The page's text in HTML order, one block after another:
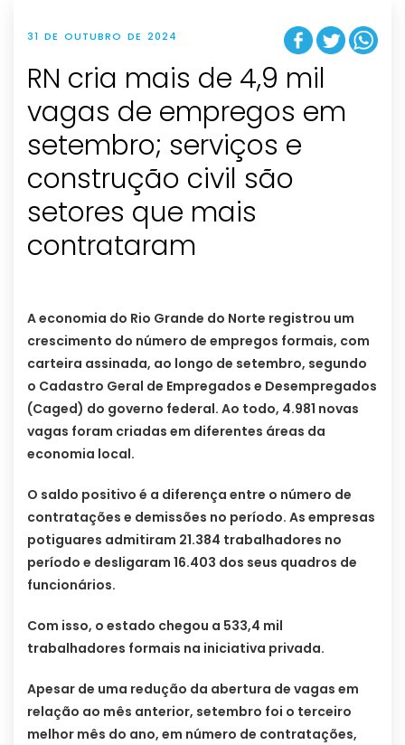
31 DE OUTUBRO DE 2024
RN cria mais de 4,9 mil
vagas de empregos em
setembro; serviços e
construção civil são
setores que mais
contrataram
A economia do Rio Grande do Norte registrou um
crescimento do número de empregos formais, com
carteira assinada, ao longo de setembro, segundo
o Cadastro Geral de Empregados e Desempregados
(Caged) do governo federal. Ao todo, 4.981 novas
vagas foram criadas em diferentes áreas da
economia local.
O saldo positivo é a diferença entre o número de
contratações e demissões no período. As empresas
potiguares admitiram 21.384 trabalhadores no
período e desligaram 16.403 dos seus quadros de
funcionários.
Com isso, o estado chegou a 533,4 mil
trabalhadores formais na iniciativa privada.
Apesar de uma redução da abertura de vagas em
relação ao mês anterior, setembro foi o terceiro
melhor mês do ano, em número de contratações,